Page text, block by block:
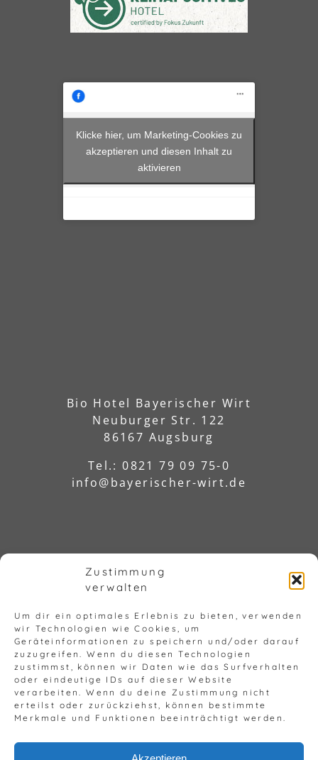
Zustimmung
verwalten
Um dir ein optimales Erlebnis zu bieten, verwenden
wir Technologien wie Cookies, um
Geräteinformationen zu speichern und/oder darauf
zuzugreifen. Wenn du diesen Technologien
zustimmst, können wir Daten wie das Surfverhalten
oder eindeutige IDs auf dieser Website
verarbeiten. Wenn du deine Zustimmung nicht
erteilst oder zurückziehst, können bestimmte
Merkmale und Funktionen beeinträchtigt werden.
Klicke hier, um Marketing-Cookies zu
akzeptieren und diesen Inhalt zu
aktivieren
Bio Hotel Bayerischer Wirt
Neuburger Str. 122
86167 Augsburg
Tel.: 0821 79 09 75-0
info@bayerischer-wirt.de
© Copyright 2023 - 2026 | Impressum
|Barrierefreiheit|Datenschutz